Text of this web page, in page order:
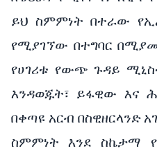
ይህ ስምምነት በተራው
የሚያገኘው በተግባር
የሀገሪቱ የውጭ ጉዳይ
እንዳወጁት፣ ይፋዊው እና
በቀጣዩ አርብ በስዊዘርላንድ
ስምምነት እንደ ስኬታማ